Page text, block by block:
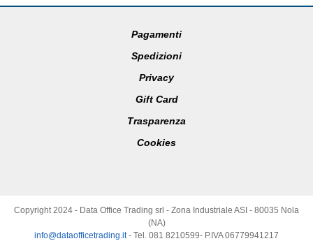
Pagamenti
Spedizioni
Privacy
Gift Card
Trasparenza
Cookies
Copyright 2024 - Data Office Trading srl - Zona Industriale ASI - 80035 Nola
(NA)
info@dataofficetrading.it- Tel. 081 8210599- P.IVA 06779941217